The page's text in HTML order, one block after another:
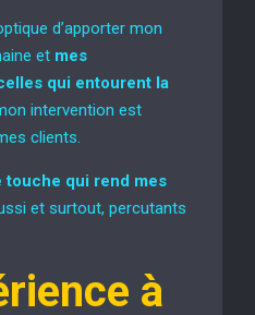
d’apporter mon
et mes
qui entourent la
intervention est
clients.
touche qui rend mes
et surtout, percutants
à